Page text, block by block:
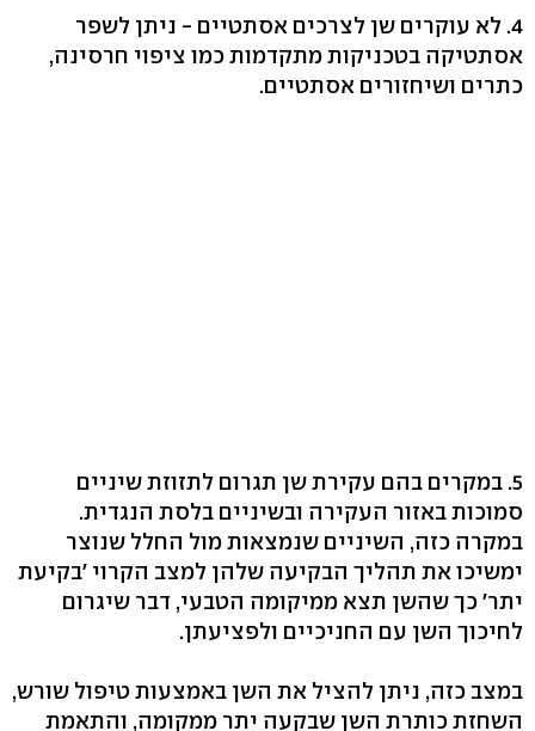
4. לא עוקרים שן לצרכים אסתטיים - ניתן לשפר
אסתטיקה בטכניקות מתקדמות כמו ציפוי חרסינה,
כתרים ושיחזורים אסתטיים.
5. במקרים בהם עקירת שן תגרום לתזוזת שיניים
סמוכות באזור העקירה ובשיניים בלסת הנגדית.
במקרה כזה, השיניים שנמצאות מול החלל שנוצר
ימשיכו את תהליך הבקיעה שלהן למצב הקרוי ׳בקיעת
יתר׳ כך שהשן תצא ממיקומה הטבעי, דבר שיגרום
לחיכוך השן עם החניכיים ולפציעתן.
במצב כזה, ניתן להציל את השן באמצעות טיפול שורש,
השחזת כותרת השן שבקעה יתר ממקומה, והתאמת